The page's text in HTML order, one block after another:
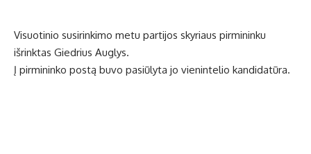
Visuotinio susirinkimo metu partijos skyriaus pirmininku
išrinktas Giedrius Auglys.
Į pirmininko postą buvo pasiūlyta jo vienintelio kandidatūra.